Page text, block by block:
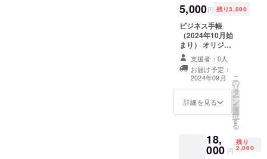
5,000円 残り3,000
ビジネス手帳
（2024年10月始
まり） オリジナ
ル冊子「事業
家・投資家の視
点」（内容につ
いてはビジネ
ス・経営・企業
分析法等）
支援者：0人
お届け予定：
2024年09月
詳細を見る
こ
の
リ
タ
ー
ン
を
選
択
す
る
18,
000 円
残り
2,000